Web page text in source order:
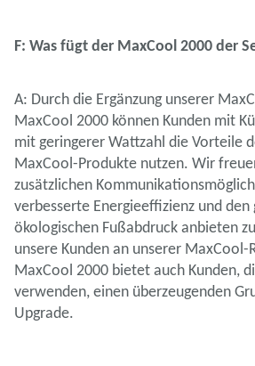
F: Was fügt der MaxCool 2000 der
A: Durch die Ergänzung unserer
MaxCool 2000 können Kunden mit
mit geringerer Wattzahl die Vorteile
MaxCool-Produkte nutzen. Wir
zusätzlichen
verbesserte Energieeffizienz und den
ökologischen Fußabdruck anbieten
unsere Kunden an unserer MaxCool-
MaxCool 2000 bietet auch Kunden,
verwenden, einen überzeugenden
Upgrade.